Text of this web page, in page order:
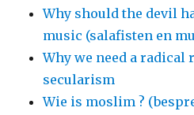
Why should the devil
music (salafisten en
Why we need a
secularism
Wie is moslim ?